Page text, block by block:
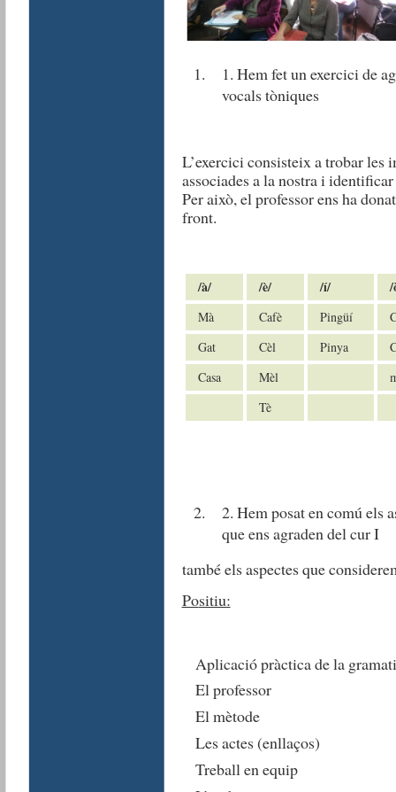
1. Hem fet un exercici de
vocals tòniques
L’exercici consisteix a trobar les
associades a la nostra i
Per això, el professor ens ha
front.
/à/ /è/ /í/ /
Mà Cafè Pingüí
Gat
Cèl Pinya
Casa
Mèl
Tè
2. Hem posat en comú els
que ens agraden del cur I
també els aspectes que
Positiu:
Aplicació pràctica de la
El professor
El mètode
Les actes (enllaços)
Treball en equip